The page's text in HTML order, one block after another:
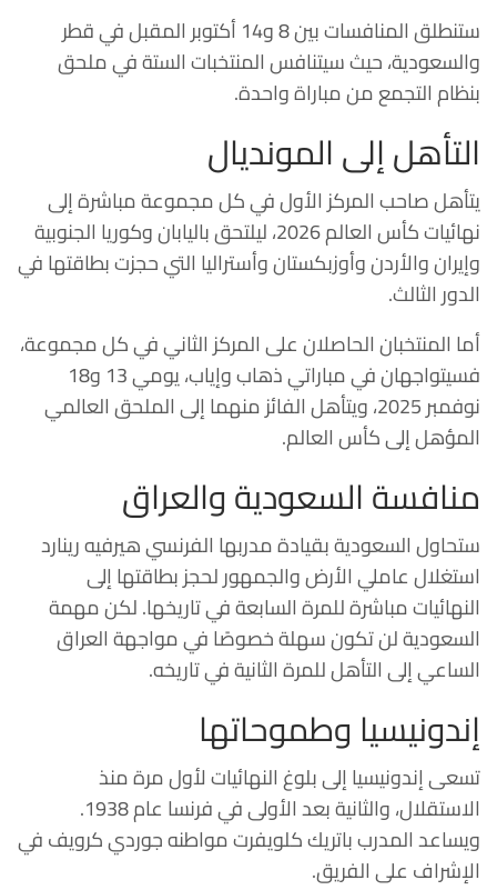
ستنطلق المنافسات بين 8 و14 أكتوبر المقبل في قطر
والسعودية، حيث سيتنافس المنتخبات الستة في ملحق
بنظام التجمع من مباراة واحدة.
التأهل إلى المونديال
يتأهل صاحب المركز الأول في كل مجموعة مباشرة إلى
نهائيات كأس العالم 2026، ليلتحق باليابان وكوريا الجنوبية
وإيران والأردن وأوزبكستان وأستراليا التي حجزت بطاقتها في
الدور الثالث.
أما المنتخبان الحاصلان على المركز الثاني في كل مجموعة،
فسيتواجهان في مباراتي ذهاب وإياب، يومي 13 و18
نوفمبر 2025، ويتأهل الفائز منهما إلى الملحق العالمي
المؤهل إلى كأس العالم.
منافسة السعودية والعراق
ستحاول السعودية بقيادة مدربها الفرنسيهيرفيه رينارد
استغلال عاملي الأرض والجمهور لحجز بطاقتها إلى
النهائيات مباشرة للمرة السابعة في تاريخها. لكن مهمة
السعودية لن تكون سهلة خصوصًا في مواجهة العراق
الساعي إلى التأهل للمرة الثانية في تاريخه.
إندونيسيا وطموحاتها
تسعى إندونيسيا إلى بلوغ النهائيات لأول مرة منذ
الاستقلال، والثانية بعد الأولى في فرنسا عام 1938.
ويساعد المدربباتريك كلويفرتمواطنهجوردي كرويففي
الإشراف على الفريق.